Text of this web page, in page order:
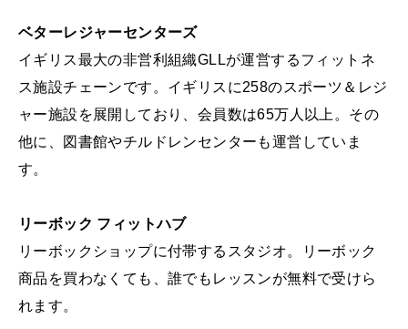
ベターレジャーセンターズ
イギリス最大の非営利組織GLLが運営するフィットネ
ス施設チェーンです。イギリスに258のスポーツ＆レジ
ャー施設を展開しており、会員数は65万人以上。その
他に、図書館やチルドレンセンターも運営していま
す。
リーボック フィットハブ
リーボックショップに付帯するスタジオ。リーボック
商品を買わなくても、誰でもレッスンが無料で受けら
れます。